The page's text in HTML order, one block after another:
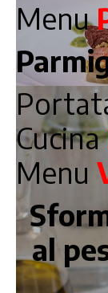
Menu
Cucina
Menu
al